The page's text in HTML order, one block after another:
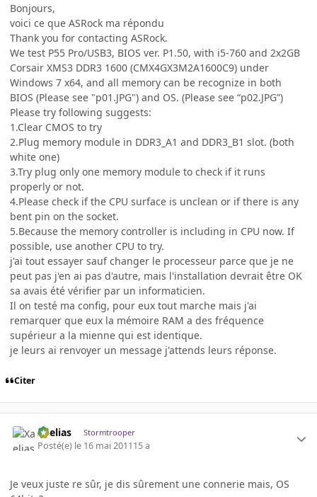
Bonjours,
voici ce que ASRock ma répondu
Thank you for contacting ASRock.
We test P55 Pro/USB3, BIOS ver. P1.50, with i5-760 and 2x2GB
Corsair XMS3 DDR3 1600 (CMX4GX3M2A1600C9) under
Windows 7 x64, and all memory can be recognize in both
BIOS (Please see "p01.JPG") and OS. (Please see “p02.JPG”)
Please try following suggests:
1.Clear CMOS to try
2.Plug memory module in DDR3_A1 and DDR3_B1 slot. (both
white one)
3.Try plug only one memory module to check if it runs
properly or not.
4.Please check if the CPU surface is unclean or if there is any
bent pin on the socket.
5.Because the memory controller is including in CPU now. If
possible, use another CPU to try.
j'ai tout essayer sauf changer le processeur parce que je ne
peut pas j'en ai pas d'autre, mais l'installation devrait être OK
sa avais été vérifier par un informaticien.
Il on testé ma config, pour eux tout marche mais j'ai
remarquer que eux la mémoire RAM a des fréquence
supérieur a la mienne qui est identique.
je leurs ai renvoyer un message j'attends leurs réponse.
Citer
Xaelias Stormtrooper
Posté(e) le 16 mai 201115 a
Je veux juste re sûr, je dis sûrement une connerie mais, OS